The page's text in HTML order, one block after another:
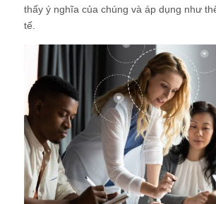
thấy ý nghĩa của chúng và áp dụng như
tế.